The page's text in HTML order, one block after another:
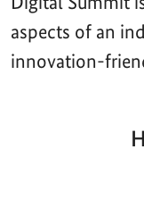
aspects of an
innovation-